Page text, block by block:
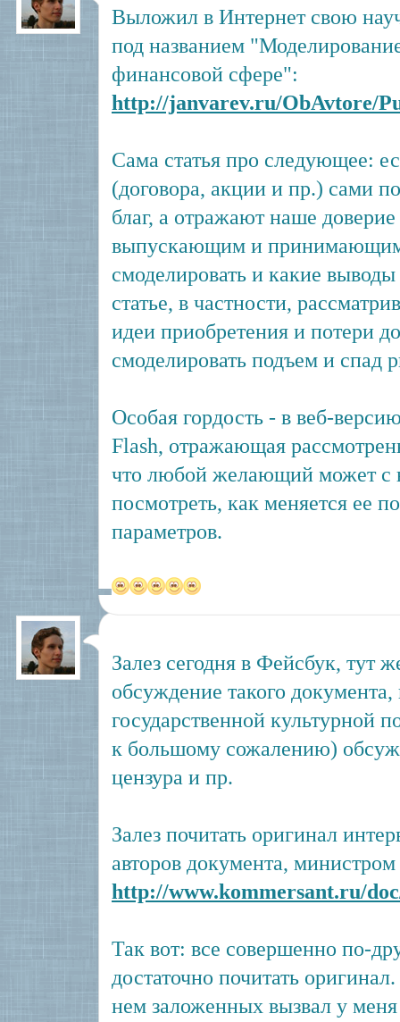
Выложил в Интернет свою
под названием
финансовой сфере":
http://janvarev.ru/ObAvtore/
Сама статья про следующее:
(договора, акции и пр.) сами
благ, а отражают наше
выпускающим и
смоделировать и какие выводы
статье, в частности,
идеи приобретения и потери
смоделировать подъем и спад
Особая гордость - в веб-
Flash, отражающая
что любой желающий может с
посмотреть, как меняется ее
параметров.
Залез сегодня в Фейсбук, тут
обсуждение такого
государственной культурной
к большому сожалению)
цензура и пр.
Залез почитать оригинал
авторов документа,
http://www.kommersant.ru/
Так вот: все совершенно по-
достаточно почитать
нем заложенных вызвал у